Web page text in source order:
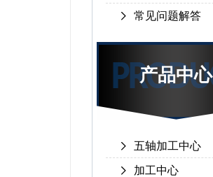
常见问题解答
产品中心
五轴加工中心
加工中心